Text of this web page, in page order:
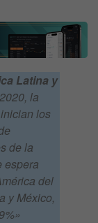
Latina y
la
los
de la
espera
del
y México,